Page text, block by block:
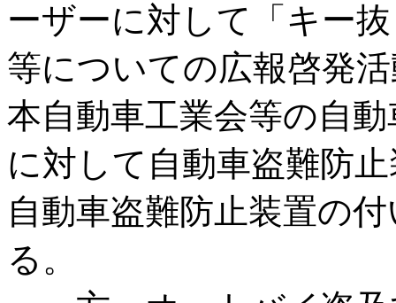
ーザーに対して「キー
等についての広報啓発
本自動車工業会等の自
に対して自動車盗難防
自動車盗難防止装置の
る。